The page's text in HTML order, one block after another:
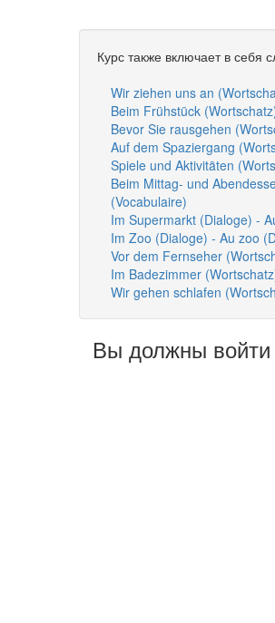
Курс также включает в себя
Wir ziehen uns an
Beim Frühstück
Bevor Sie rausgehen
Auf dem Spaziergang
Spiele und Aktivitäten
Beim Mittag- und
(Vocabulaire)
Im Supermarkt (Dialoge) -
Im Zoo (Dialoge) - Au zoo
Vor dem Fernseher
Im Badezimmer
Wir gehen schlafen
Вы должны войти